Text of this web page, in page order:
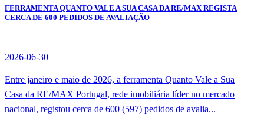
FERRAMENTA QUANTO VALE A SUA CASA DA RE/MAX REGISTA
CERCA DE 600 PEDIDOS DE AVALIAÇÃO
2026-06-30
Entre janeiro e maio de 2026, a ferramenta Quanto Vale a Sua
Casa da RE/MAX Portugal, rede imobiliária líder no mercado
nacional, registou cerca de 600 (597) pedidos de avalia...